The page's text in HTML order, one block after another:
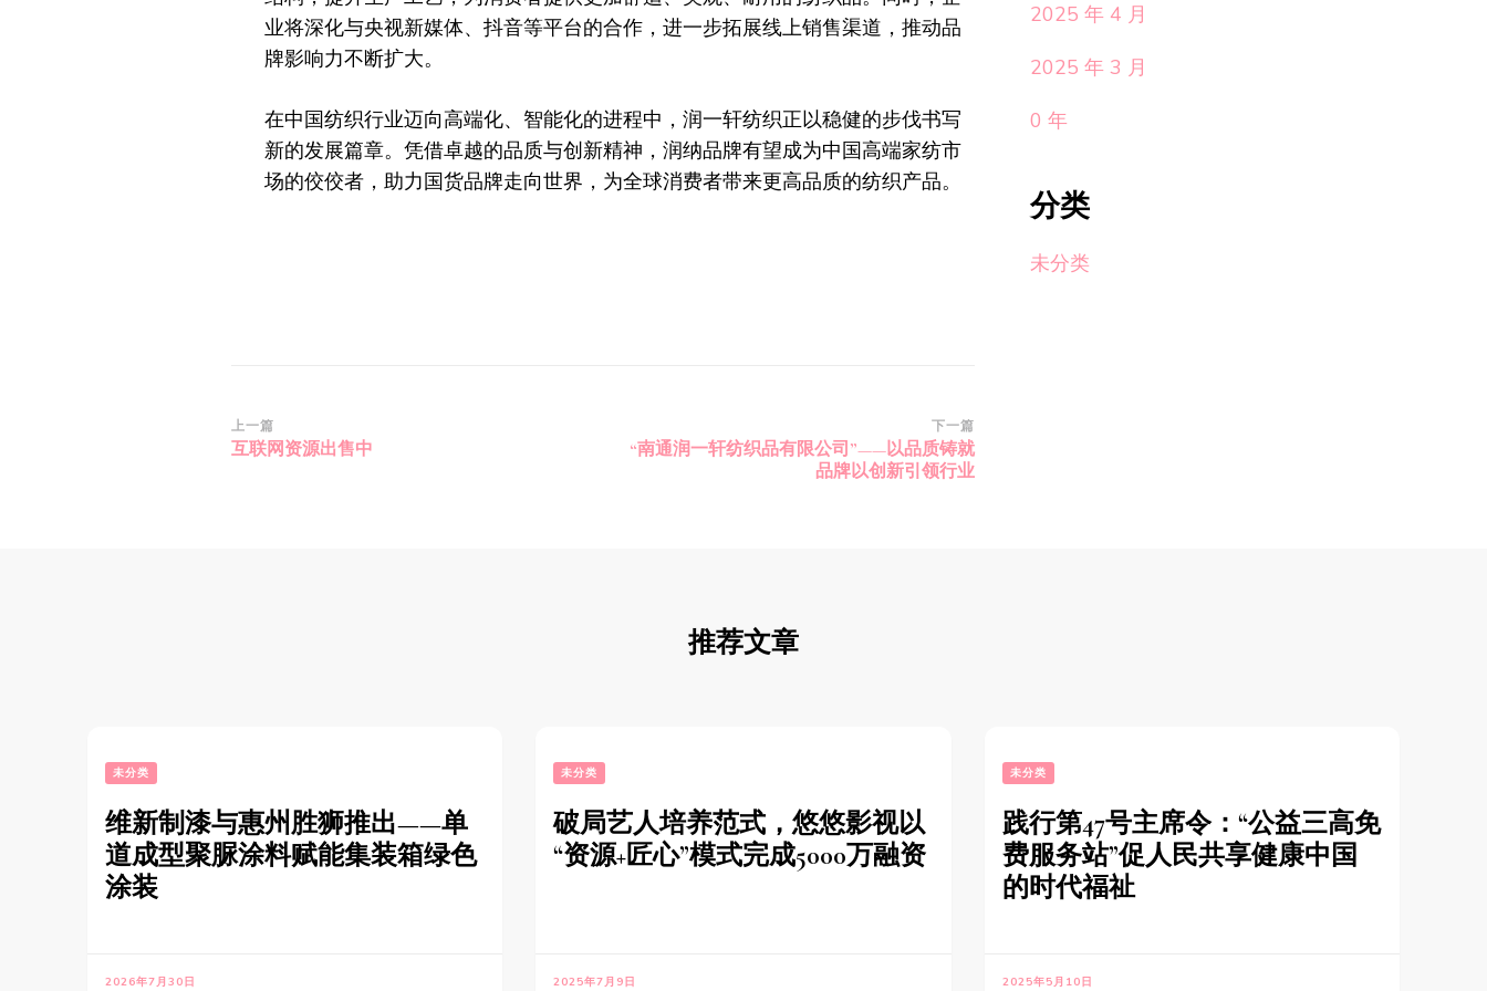
业将深化与央视新媒体、抖音等平台的合作，进一步拓展线上销售渠道，推动品
牌影响力不断扩大。
在中国纺织行业迈向高端化、智能化的进程中，润一轩纺织正以稳健的步伐书写
新的发展篇章。凭借卓越的品质与创新精神，润纳品牌有望成为中国高端家纺市
场的佼佼者，助力国货品牌走向世界，为全球消费者带来更高品质的纺织产品。
博
文
上一篇
互联网资源出售中
下一篇
“南通润一轩纺织品有限公司”——以品质铸就
品牌以创新引领行业
2025 年 4 月
2025 年 3 月
0 年
分类
未分类
推荐文章
未分类
维新制漆与惠州胜狮推出——单
道成型聚脲涂料赋能集装箱绿色
涂装
2026年7月30日
未分类
破局艺人培养范式，悠悠影视以
“资源+匠心”模式完成5000万融资
2025年7月9日
未分类
践行第47号主席令：“公益三高免
费服务站”促人民共享健康中国
的时代福祉
2025年5月10日